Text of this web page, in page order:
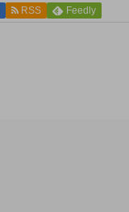
RSS Feedly